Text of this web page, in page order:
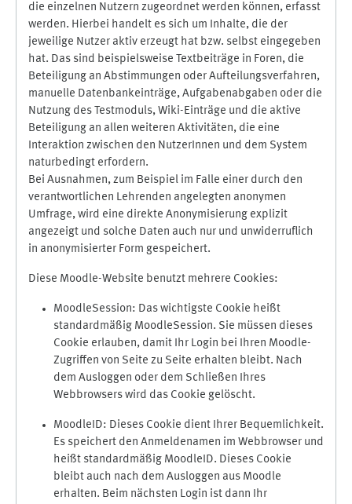
die einzelnen Nutzern zugeordnet werden können, erfasst
werden. Hierbei handelt es sich um Inhalte, die der
jeweilige Nutzer aktiv erzeugt hat bzw. selbst eingegeben
hat. Das sind beispielsweise Textbeiträge in Foren, die
Beteiligung an Abstimmungen oder Aufteilungsverfahren,
manuelle Datenbankeinträge, Aufgabenabgaben oder die
Nutzung des Testmoduls, Wiki-Einträge und die aktive
Beteiligung an allen weiteren Aktivitäten, die eine
Interaktion zwischen den NutzerInnen und dem System
naturbedingt erfordern.
Bei Ausnahmen, zum Beispiel im Falle einer durch den
verantwortlichen Lehrenden angelegten anonymen
Umfrage, wird eine direkte Anonymisierung explizit
angezeigt und solche Daten auch nur und unwiderruflich
in anonymisierter Form gespeichert.
Diese Moodle-Website benutzt mehrere Cookies:
MoodleSession: Das wichtigste Cookie heißt
standardmäßig MoodleSession. Sie müssen dieses
Cookie erlauben, damit Ihr Login bei Ihren Moodle-
Zugriffen von Seite zu Seite erhalten bleibt. Nach
dem Ausloggen oder dem Schließen Ihres
Webbrowsers wird das Cookie gelöscht.
MoodleID: Dieses Cookie dient Ihrer Bequemlichkeit.
Es speichert den Anmeldenamen im Webbrowser und
heißt standardmäßig MoodleID. Dieses Cookie
bleibt auch nach dem Ausloggen aus Moodle
erhalten. Beim nächsten Login ist dann Ihr